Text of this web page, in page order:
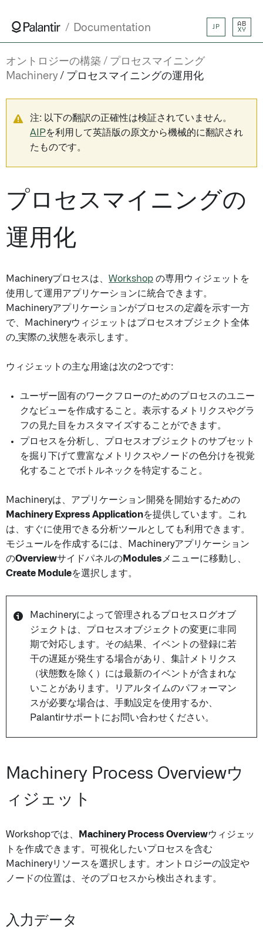
Documentation JP
AB
XY
オントロジーの構築
プロセスマイニング
Machinery
プロセスマイニングの運用化
注: 以下の翻訳の正確性は検証されていません。
AIPを利用して英語版の原文から機械的に翻訳され
たものです。
プロセスマイニングの
運用化
Machineryプロセスは、 Workshop の専用ウィジェットを
使用して運用アプリケーションに統合できます。
Machineryアプリケーションがプロセスの定義を示す一方
で、Machineryウィジェットはプロセスオブジェクト全体
の_実際の_状態を表示します。
ウィジェットの主な用途は次の2つです:
ユーザー固有のワークフローのためのプロセスのユニー
クなビューを作成すること。表示するメトリクスやグラ
フの見た目をカスタマイズすることができます。
プロセスを分析し、プロセスオブジェクトのサブセット
を掘り下げて豊富なメトリクスやノードの色分けを視覚
化することでボトルネックを特定すること。
Machineryは、アプリケーション開発を開始するための
Machinery Express Applicationを提供しています。これ
は、すぐに使用できる分析ツールとしても利用できます。
モジュールを作成するには、Machineryアプリケーション
のOverviewサイドパネルのModules メニューに移動し、
Create Moduleを選択します。
Machineryによって管理されるプロセスログオブ
ジェクトは、プロセスオブジェクトの変更に非同
期で対応します。その結果、イベントの登録に若
干の遅延が発生する場合があり、集計メトリクス
（状態数を除く）には最新のイベントが含まれな
いことがあります。リアルタイムのパフォーマン
スが必要な場合は、手動設定を使用するか、
Palantirサポートにお問い合わせください。
Machinery Process Overviewウ
ィジェット
Workshopでは、 Machinery Process Overviewウィジェッ
トを作成できます。可視化したいプロセスを含む
Machineryリソースを選択します。オントロジーの設定や
ノードの位置は、そのプロセスから検出されます。
入力データ